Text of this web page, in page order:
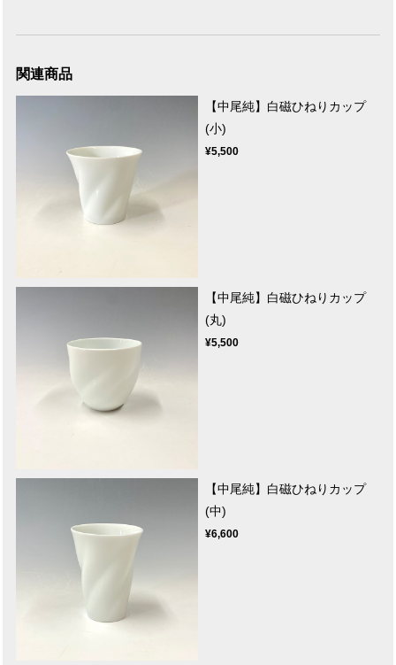
関連商品
【中尾純】白磁ひねりカップ
(小)
¥5,500
【中尾純】白磁ひねりカップ
(丸)
¥5,500
【中尾純】白磁ひねりカップ
(中)
¥6,600